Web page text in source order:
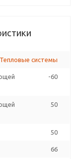
Тепловые системы
-60
50
50
66